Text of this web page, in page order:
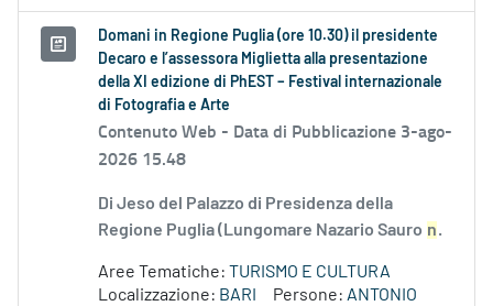
Domani in Regione Puglia (ore 10.30) il presidente
Decaro e l’assessora Miglietta alla presentazione
della XI edizione di PhEST – Festival internazionale
di Fotografia e Arte
Contenuto Web - Data di Pubblicazione 3-ago-
2026 15.48
Di Jeso del Palazzo di Presidenza della
Regione Puglia (Lungomare Nazario Sauro n.
Aree Tematiche: TURISMO E CULTURA
Localizzazione: BARI Persone: ANTONIO